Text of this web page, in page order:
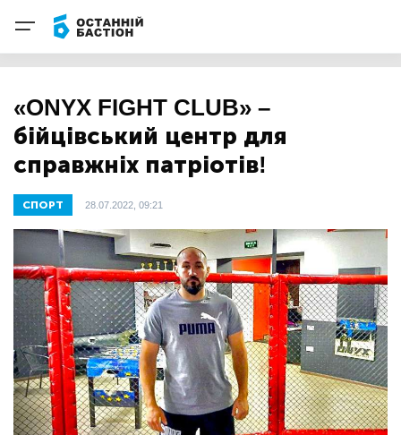
«ONYX FIGHT CLUB» –
бійцівський центр для
справжніх патріотів!
СПОРТ 28.07.2022, 09:21